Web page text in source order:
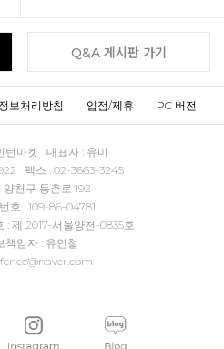
Q&A 게시판 가기
보처리방침 입점/제휴 PC 버전
턴마켓 대표자 : 유미
팩스 : 02-3663-3245
양천구 등촌로 192
호 : 109-86-04781
: 제 2017-서울양천-0835호
책임자 : 유인철